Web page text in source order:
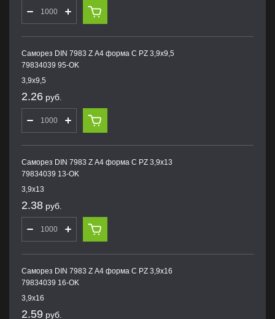
Саморез DIN 7983 Z А4 форма С PZ 3,9х9,5
79834039 95-OK
3,9х9,5
2.26 руб.
Саморез DIN 7983 Z А4 форма С PZ 3,9х13
79834039 13-OK
3,9х13
2.38 руб.
Саморез DIN 7983 Z А4 форма С PZ 3,9х16
79834039 16-OK
3,9х16
2.59 руб.